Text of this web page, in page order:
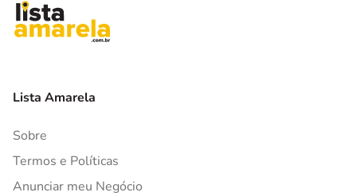
Lista Amarela
Sobre
Termos e Políticas
Anunciar meu Negócio